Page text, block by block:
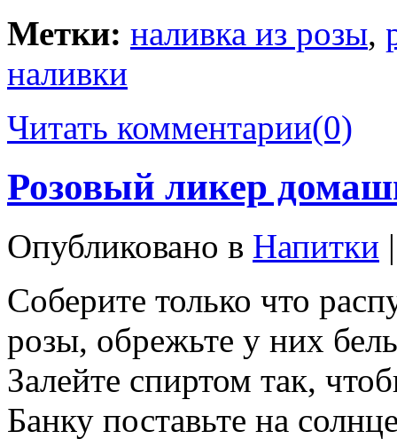
Метки: наливка из розы,
наливки
Читать комментарии(0)
Розовый ликер
Опубликовано в Напитки
Соберите только что
розы, обрежьте у них
Залейте спиртом так,
Банку поставьте на